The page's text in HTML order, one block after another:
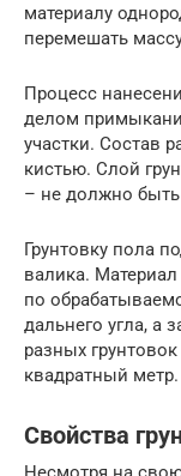
материалу
перемешать
Процесс
делом
участки. Состав
кистью. Слой
– не должно
Грунтовку пола
валика.
по
дальнего угла, а
разных
квадратный метр.
Свойства